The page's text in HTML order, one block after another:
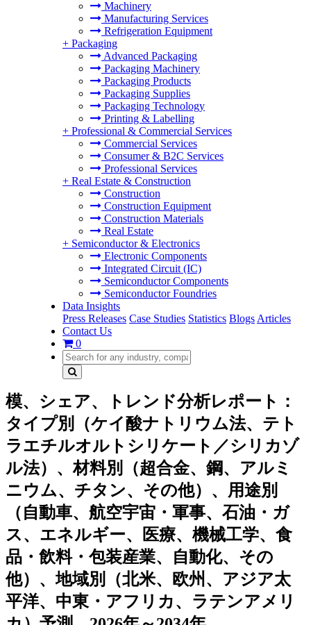
Machinery
Manufacturing Services
Refrigeration Equipment
+ Packaging
Advanced Packaging
Packaging Machinery
Packaging Products
Packaging Supplies
Packaging Technology
Printing & Labelling
+ Professional & Commercial Services
Commercial Services
Consumer & B2C Services
Professional Services
+ Real Estate & Construction
Construction
Construction Equipment
Construction Materials
Real Estate
+ Semiconductor & Electronics
Electronic Components
Integrated Circuit (IC)
Semiconductor Components
Semiconductor Foundries
Data Insights
Press Releases Case Studies Statistics Blogs Articles
Contact Us
0
模、シェア、トレンド分析レポート：
タイプ別（ケイ酸ナトリウム法、テト
ラエチルオルトシリケート／シリカゾ
ル法）、材料別（超合金、鋼、アルミ
ニウム、チタン、その他）、用途別
（自動車、航空宇宙・軍事、石油・ガ
ス、エネルギー、医療、機械工学、食
品・飲料・包装産業、自動化、その
他）、地域別（北米、欧州、アジア太
平洋、中東・アフリカ、ラテンアメリ